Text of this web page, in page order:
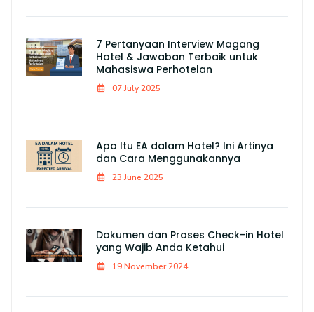
7 Pertanyaan Interview Magang
Hotel & Jawaban Terbaik untuk
Mahasiswa Perhotelan
07 July 2025
Apa Itu EA dalam Hotel? Ini Artinya
dan Cara Menggunakannya
23 June 2025
Dokumen dan Proses Check-in Hotel
yang Wajib Anda Ketahui
19 November 2024